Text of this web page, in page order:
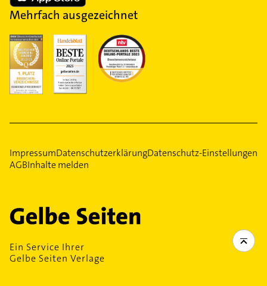
Mehrfach ausgezeichnet
ImpressumDatenschutzerklärungDatenschutz-Einstellungen
AGBInhalte melden
Ein Service Ihrer
Gelbe Seiten Verlage